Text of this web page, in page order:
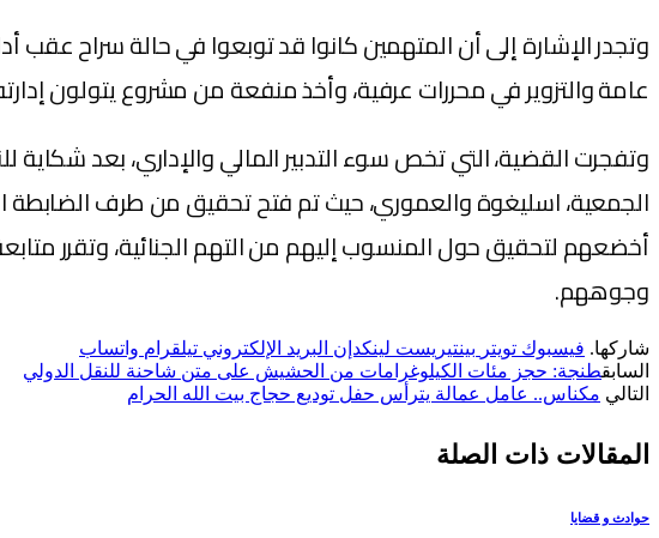
وتجدر الإشارة إلى أن المتهمين كانوا قد توبعوا في حالة سراح عقب
عامة والتزوير في محررات عرفية، وأخذ منفعة من مشروع يتولون
وتفجرت القضية، التي تخص سوء التدبير المالي والإداري، بعد
الجمعية، اسليغوة والعموري، حيث تم فتح تحقيق من طرف الضابطة
وجوههم.
شاركها. فيسبوك تويتر بينتيريست لينكدإن البريد الإلكتروني تيلقرام واتساب
السابقطنجة: حجز مئات الكيلوغرامات من الحشيش على متن شاحنة للنقل الدولي
التالي مكناس.. عامل عمالة يترأس حفل توديع حجاج بيت الله الحرام
المقالات ذات الصلة
حوادث و قضايا